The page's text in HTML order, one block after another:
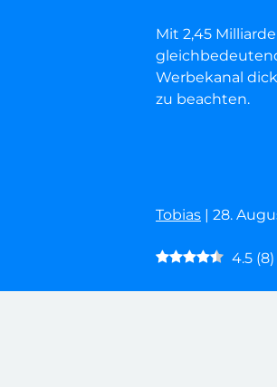
Mit 2,45
Werbekanal
zu beachten.
Tobias | 28.
4.5 (8)